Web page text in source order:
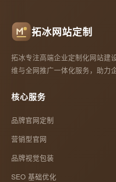
拓冰网站定制
拓冰专注高端企业定制化网站建
维与全网推广一体化服务，助力
核心服务
品牌官网定制
营销型官网
品牌视觉包装
SEO 基础优化